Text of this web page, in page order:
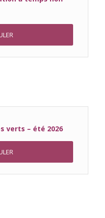
verts – été 2026